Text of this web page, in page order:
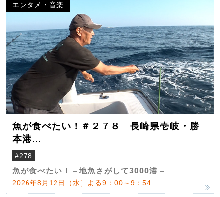
エンタメ・音楽
魚が食べたい！＃２７８ 長崎県壱岐・勝
本港
（クロマグロ）
#278
魚が食べたい！－地魚さがして3000港－
2026年8月12日（水）よる9：00～9：54